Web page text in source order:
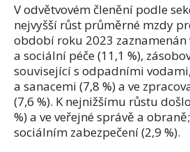
V odvětvovém členění podle
nejvyšší růst průměrné mzdy
období roku 2023
a sociální péče (11,1 %),
související s odpadními
a sanacemi (7,8 %) a ve
(7,6 %). K nejnižšímu růstu
%) a ve veřejné správě a
sociálním zabezpečení (2,9 %).